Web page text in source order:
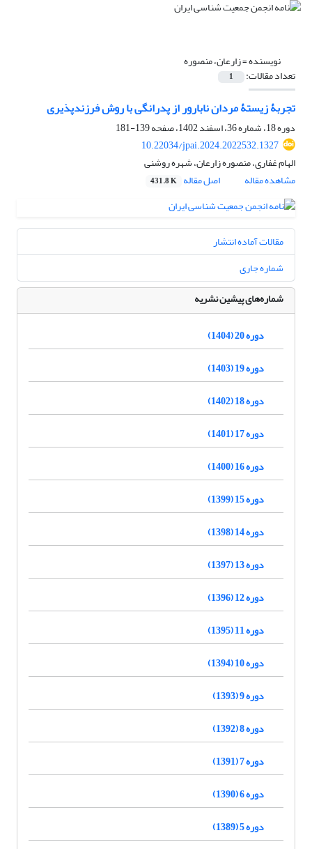
نویسنده =زارعان، منصوره
تعداد مقالات: 1
تجربۀ زیستۀ مردان نابارور از پدرانگی با روش فرزندپذیری
دوره 18، شماره 36، اسفند 1402، صفحه
139-181
10.22034/jpai.2024.2022532.1327
الهام غفاری، منصوره زارعان، شهره روشنی
مشاهده مقاله
اصل مقاله 431.8 K
مقالات آماده انتشار
شماره جاری
شماره‌های پیشین نشریه
دوره 20 (1404)
دوره 19 (1403)
دوره 18 (1402)
دوره 17 (1401)
دوره 16 (1400)
دوره 15 (1399)
دوره 14 (1398)
دوره 13 (1397)
دوره 12 (1396)
دوره 11 (1395)
دوره 10 (1394)
دوره 9 (1393)
دوره 8 (1392)
دوره 7 (1391)
دوره 6 (1390)
دوره 5 (1389)